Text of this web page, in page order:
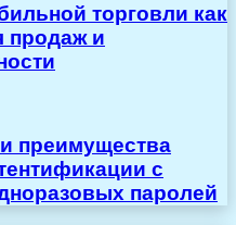
торговли как
продаж и
преимущества
с
паролей